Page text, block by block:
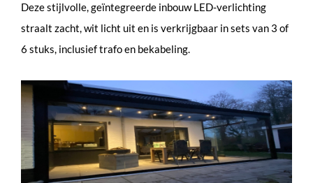
Deze stijlvolle, geïntegreerde inbouw LED-verlichting
straalt zacht, wit licht uit en is verkrijgbaar in sets van 3 of
6 stuks, inclusief trafo en bekabeling.